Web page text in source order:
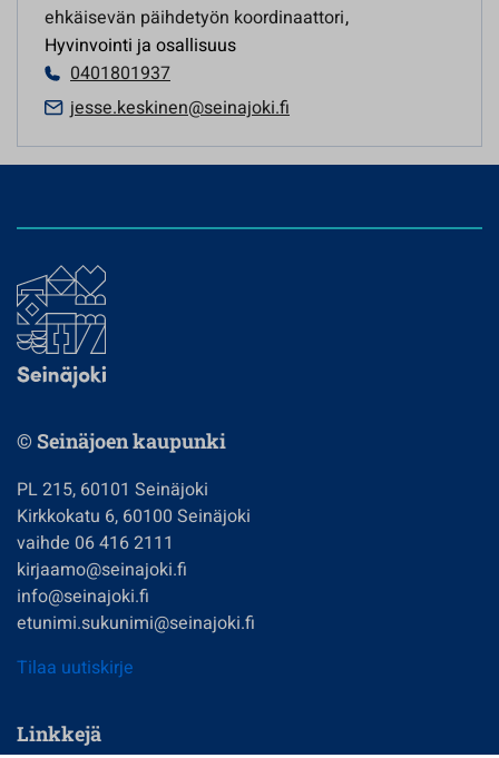
ehkäisevän päihdetyön koordinaattori,
Hyvinvointi ja osallisuus
0401801937
jesse.keskinen@seinajoki.fi
© Seinäjoen kaupunki
PL 215, 60101 Seinäjoki
Kirkkokatu 6, 60100 Seinäjoki
vaihde 06 416 2111
kirjaamo@seinajoki.fi
info@seinajoki.fi
etunimi.sukunimi@seinajoki.fi
Tilaa uutiskirje
Linkkejä